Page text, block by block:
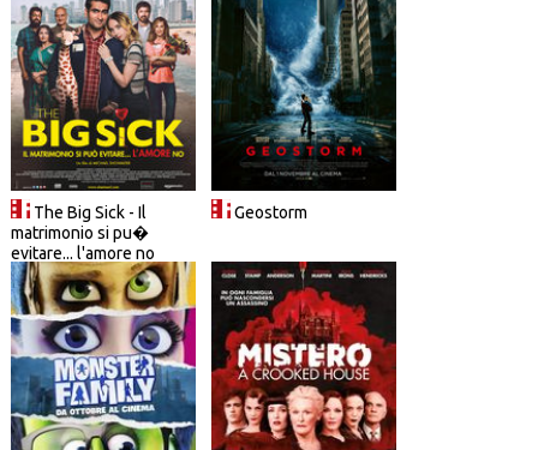
The Big Sick - Il
matrimonio si pu�
evitare... l'amore no
Geostorm